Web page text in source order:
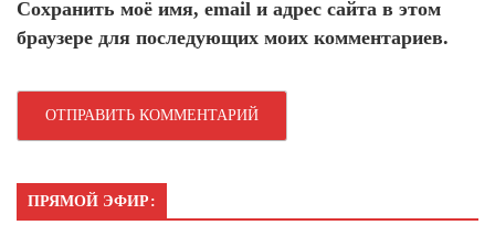
Сохранить моё имя, email и адрес сайта в этом
браузере для последующих моих комментариев.
ПРЯМОЙ ЭФИР: